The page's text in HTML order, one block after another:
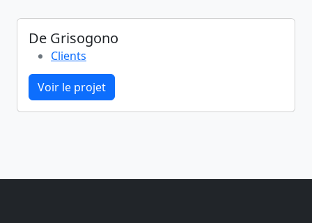
De Grisogono
Clients
Voir le projet